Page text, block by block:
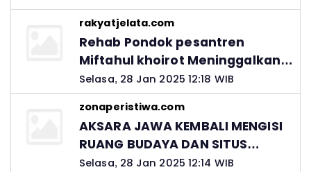
rakyatjelata.com
Rehab Pondok pesantren
Miftahul khoirot Meninggalkan
Hutang Ke Material, Mantan
Kadis PUPR Harus Bertanggung
Jawab
Selasa, 28 Jan 2025 12:18 WIB
zonaperistiwa.com
AKSARA JAWA KEMBALI MENGISI
RUANG BUDAYA DAN SITUS
LELUHUR NUSANTARA
Selasa, 28 Jan 2025 12:14 WIB